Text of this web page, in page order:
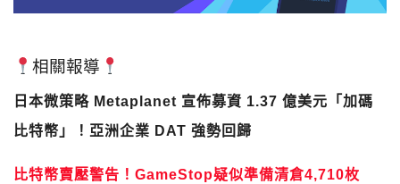
相關報導
日本微策略 Metaplanet 宣佈募資 1.37 億美元「加碼
比特幣」！亞洲企業 DAT 強勢回歸
比特幣賣壓警告！GameStop疑似準備清倉4,710枚